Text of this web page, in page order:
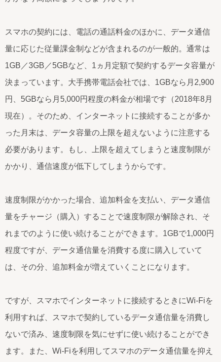
スマホの契約には、電話の通話料金のほかに、データ通信
量に応じた従量課金制などが含まれるのが一般的。通常は
1GB／3GB／5GBなど、1ヵ月定額で契約するデータ容量が
決まっています。大手携帯電話会社では、1GBなら月2,900
円、5GBなら月5,000円程度の料金が相場です（2018年8月
現在）。そのため、インターネットに接続することが多か
った月末は、データ容量の上限を超えないように注意する
必要があります。もし、上限を超えてしまうと速度制限が
かかり、通信速度が低下してしまうからです。
速度制限がかかった場合、追加料金を支払い、データ通信
量をチャージ（購入）することで速度制限が解除され、そ
れまでのように使い続けることができます。1GBで1,000円
程度ですが、データ通信量を消費する度に購入していて
は、その分、追加料金が増えていくことになります。
ですが、スマホでインターネットに接続するときにWi-Fiを
利用すれば、スマホで契約しているデータ通信量を消費し
ないで済み、速度制限を気にせずに使い続けることができ
ます。また、Wi-Fiを利用してスマホのデータ通信量を抑え